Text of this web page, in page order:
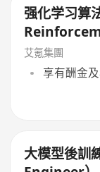
强化学习算
艾氪集團
享有酬金
大模型後訓